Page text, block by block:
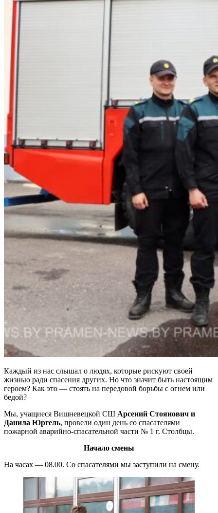
Каждый из нас слышал о людях, которые рискуют своей
жизнью ради спасения других. Но что значит быть настоящим
героем? Как это — стоять на передовой борьбы с огнем или
бедой?
Мы, учащиеся Вишневецкой СШ Арсений Стоянович и
Данила Юргель, провели один день со спасателями
пожарной аварийно-спасательной части № 1 г. Столбцы.
Начало смены
На часах — 08.00. Со спасателями мы заступили на смену.